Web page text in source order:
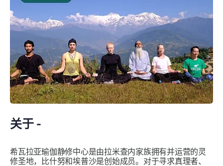
关于 -
希瓦拉亚瑜伽静修中心是由拉米查内家族拥有并运营的灵
修圣地，比什努和埃普沙是创始成员。对于寻求真理者、